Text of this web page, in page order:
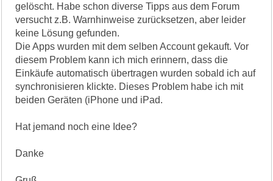
gelöscht. Habe schon diverse Tipps aus dem Forum
versucht z.B. Warnhinweise zurücksetzen, aber leider
keine Lösung gefunden.
Die Apps wurden mit dem selben Account gekauft. Vor
diesem Problem kann ich mich erinnern, dass die
Einkäufe automatisch übertragen wurden sobald ich auf
synchronisieren klickte. Dieses Problem habe ich mit
beiden Geräten (iPhone und iPad.
Hat jemand noch eine Idee?
Danke